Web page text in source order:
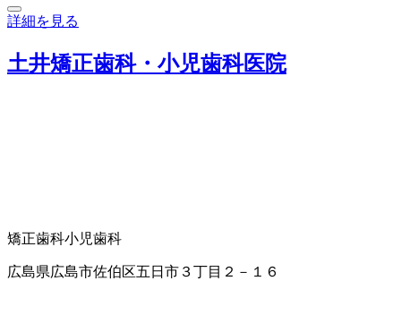
詳細を見る
土井矯正歯科・小児歯科医院
矯正歯科小児歯科
広島県広島市佐伯区五日市３丁目２－１６